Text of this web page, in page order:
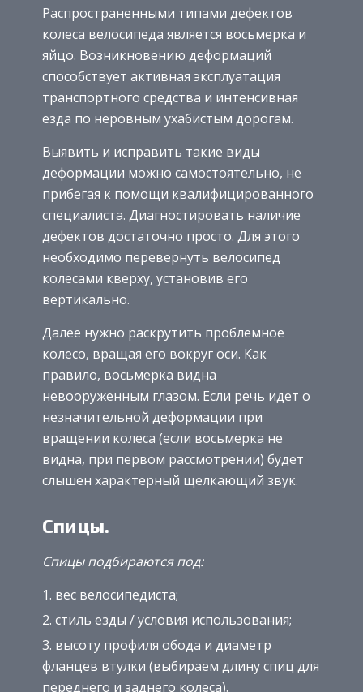
Распространенными типами дефектов
колеса велосипеда является восьмерка и
яйцо. Возникновению деформаций
способствует активная эксплуатация
транспортного средства и интенсивная
езда по неровным ухабистым дорогам.
Выявить и исправить такие виды
деформации можно самостоятельно, не
прибегая к помощи квалифицированного
специалиста. Диагностировать наличие
дефектов достаточно просто. Для этого
необходимо перевернуть велосипед
колесами кверху, установив его
вертикально.
Далее нужно раскрутить проблемное
колесо, вращая его вокруг оси. Как
правило, восьмерка видна
невооруженным глазом. Если речь идет о
незначительной деформации при
вращении колеса (если восьмерка не
видна, при первом рассмотрении) будет
слышен характерный щелкающий звук.
Спицы.
Спицы подбираются под:
вес велосипедиста;
стиль езды / условия использования;
высоту профиля обода и диаметр
фланцев втулки (выбираем длину спиц для
переднего и заднего колеса).